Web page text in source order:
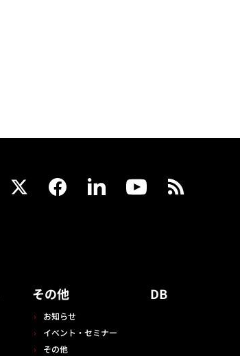
その他
お知らせ
イベント・セミナー
その他
DB